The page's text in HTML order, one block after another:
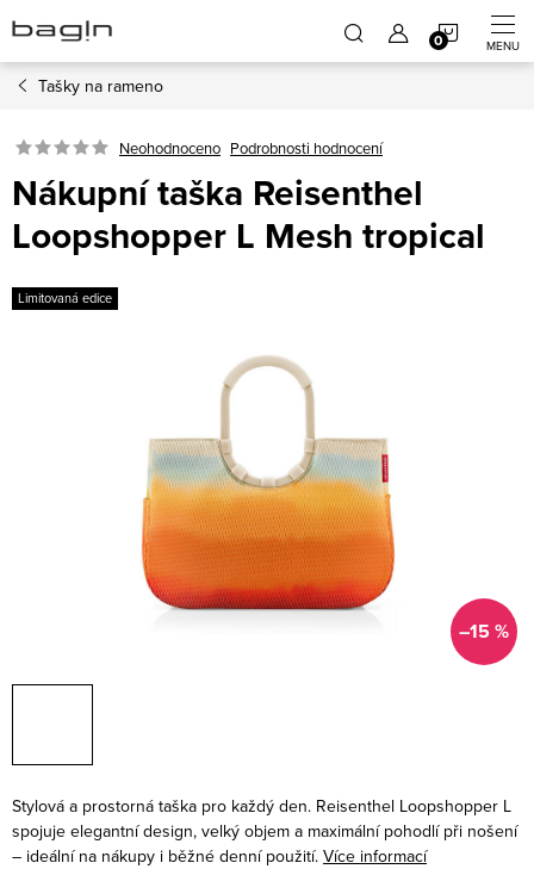
na
obsah
Tašky na rameno
Neohodnoceno Podrobnosti hodnocení
Nákupní taška Reisenthel
Loopshopper L Mesh tropical
Limitovaná edice
–15 %
Stylová a prostorná taška pro každý den. Reisenthel Loopshopper L
spojuje elegantní design, velký objem a maximální pohodlí při nošení
– ideální na nákupy i běžné denní použití. Více informací